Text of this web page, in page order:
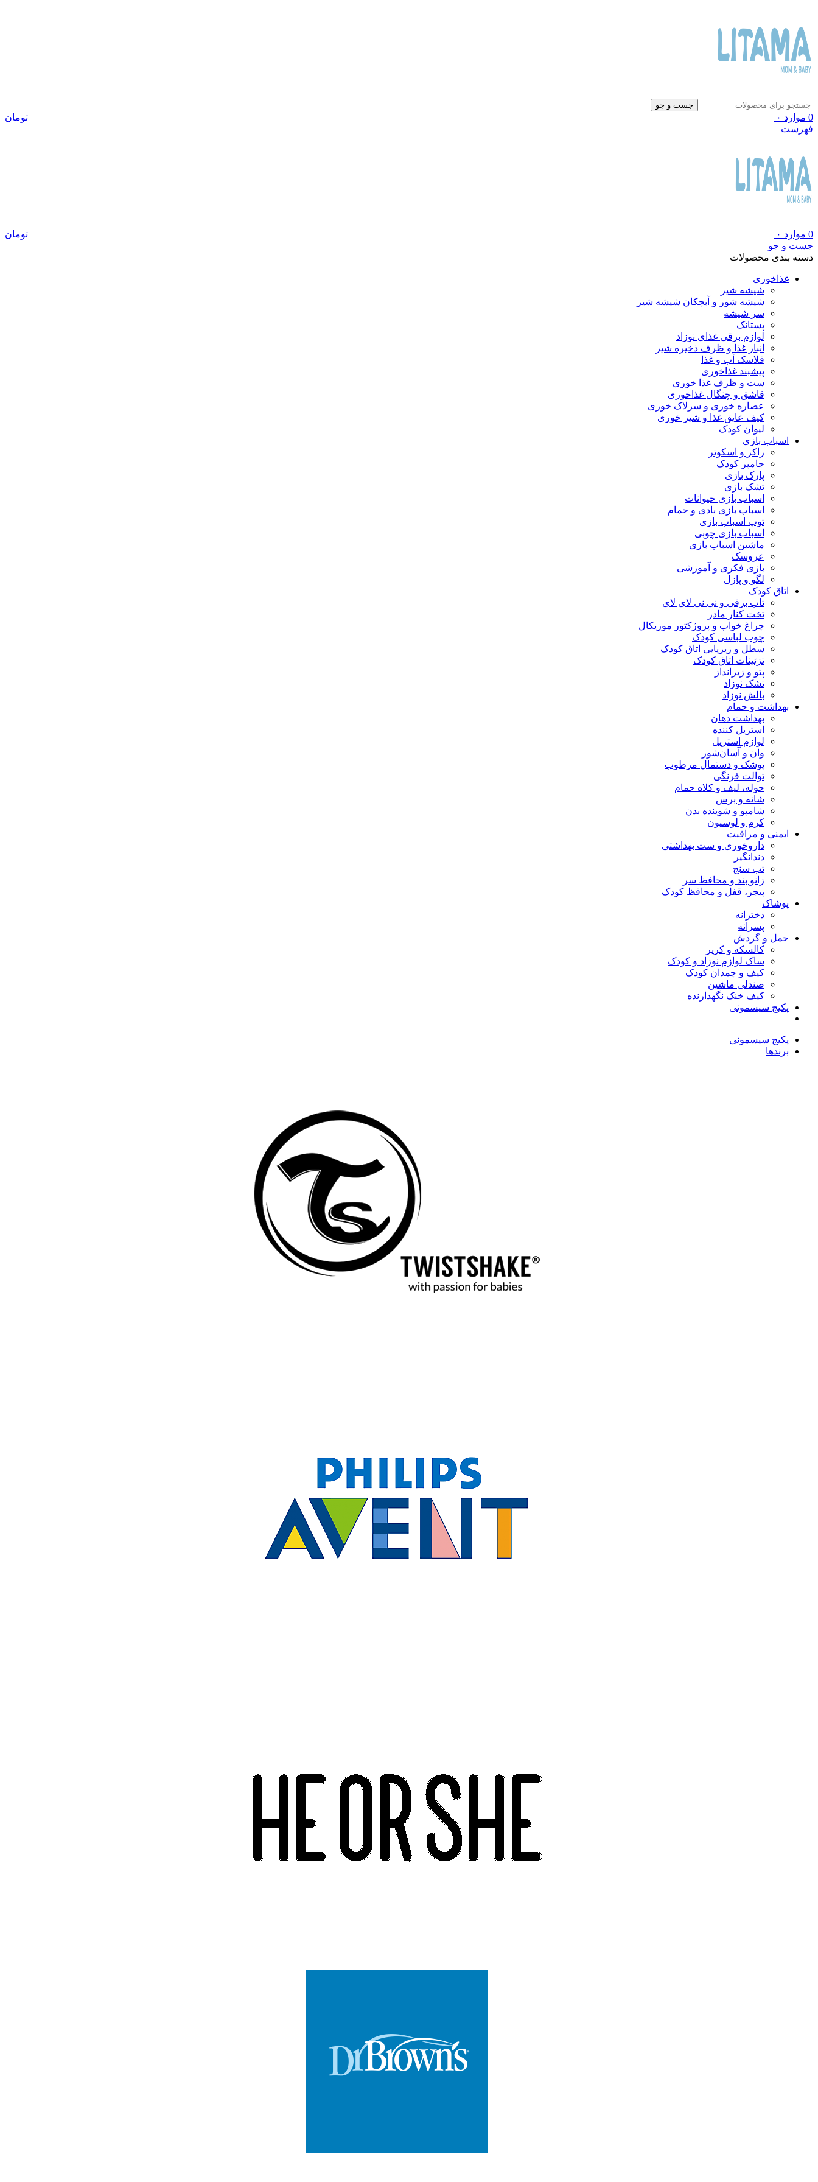
جست و جو
0 موارد ۰
تومان
فهرست
0 موارد ۰
تومان
جست و جو
دسته بندی محصولات
غذاخوری
شیشه شیر
شیشه ‌شور و آبچکان شیشه‌ شیر
سر شیشه
پستانک
لوازم برقی غذای نوزاد
انبار غذا و ظرف ذخیره شیر
فلاسک آب و غذا
پیشبند غذاخوری
ست و ظرف غذا خوری
قاشق و چنگال غذاخوری
عصاره خوری و سرلاک خوری
کیف عایق غذا و شیر خوری
لیوان کودک
اسباب بازی
راکر و اسکوتر
جامپر کودک
پارک بازی
تشک بازی
اسباب بازی حیوانات
اسباب بازی بادی و حمام
توپ اسباب بازی
اسباب بازی چوبی
ماشین اسباب بازی
عروسک
بازی فکری و آموزشی
لگو و پازل
اتاق کودک
تاب برقی و نی نی لای لای
تخت کنار مادر
چراغ خواب و پروژکتور موزیکال
چوب لباسی کودک
سطل و زیرپایی اتاق کودک
تزئینات اتاق کودک
پتو و زیرانداز
تشک نوزاد
بالش نوزاد
بهداشت و حمام
بهداشت دهان
استریل کننده
لوازم استریل
وان و آسان‌شور
پوشک و دستمال مرطوب
توالت فرنگی
حوله، لیف و کلاه حمام
شانه و برس
شامپو و شوینده بدن
کرم و لوسیون
ایمنی و مراقبت
داروخوری و ست بهداشتی
دندانگیر
تب‌ سنج
زانو بند و محافظ سر
پیجر، قفل و محافظ کودک
پوشاک
دخترانه
پسرانه
حمل و گردش
کالسکه و کریر
ساک لوازم نوزاد و کودک
کیف و چمدان کودک
صندلی ماشین
کیف خنک نگهدارنده
پکیج سیسمونی
پکیج سیسمونی
برندها